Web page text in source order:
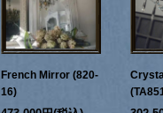
French Mirror (820-
16)